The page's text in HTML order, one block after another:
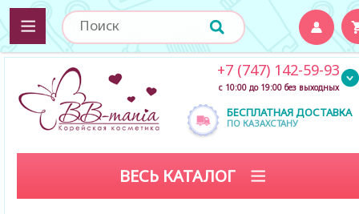
БЕСПЛАТНАЯ ДОСТАВКА
ПО КАЗАХСТАНУ
+7 (747) 142-59-93
с 10:00 до 19:00 без выходных
ВЕСЬ КАТАЛОГ